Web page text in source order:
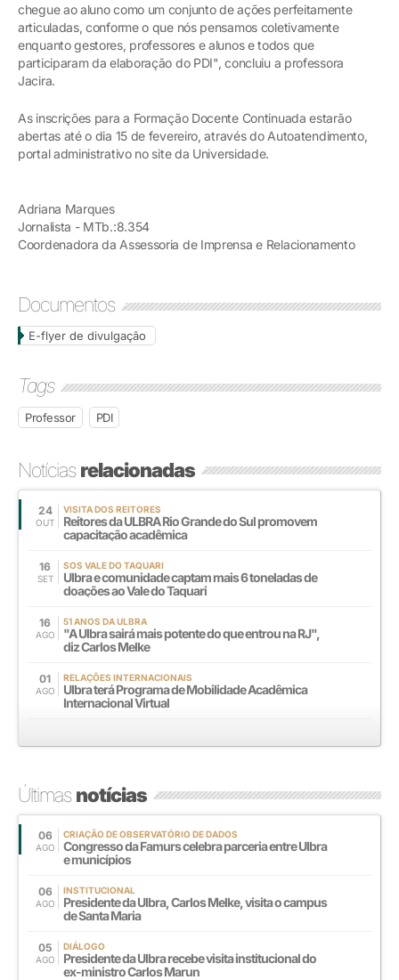
chegue ao aluno como um conjunto de ações perfeitamente
articuladas, conforme o que nós pensamos coletivamente
enquanto gestores, professores e alunos e todos que
participaram da elaboração do PDI", concluiu a professora
Jacira.
As inscrições para a Formação Docente Continuada estarão
abertas até o dia 15 de fevereiro, através do Autoatendimento,
portal administrativo no site da Universidade.
Adriana Marques
Jornalista - MTb.:8.354
Coordenadora da Assessoria de Imprensa e Relacionamento
Documentos
E-flyer de divulgação
Tags
Professor PDI
Notíciasrelacionadas
24
OUT
VISITA DOS REITORES
Reitores da ULBRA Rio Grande do Sul promovem
capacitação acadêmica
16
SET
SOS VALE DO TAQUARI
Ulbra e comunidade captam mais 6 toneladas de
doações ao Vale do Taquari
16
AGO
51 ANOS DA ULBRA
"A Ulbra sairá mais potente do que entrou na RJ",
diz Carlos Melke
01
AGO
RELAÇÕES INTERNACIONAIS
Ulbra terá Programa de Mobilidade Acadêmica
Internacional Virtual
Últimasnotícias
06
AGO
CRIAÇÃO DE OBSERVATÓRIO DE DADOS
Congresso da Famurs celebra parceria entre Ulbra
e municípios
06
AGO
INSTITUCIONAL
Presidente da Ulbra, Carlos Melke, visita o campus
de Santa Maria
05
AGO
DIÁLOGO
Presidente da Ulbra recebe visita institucional do
ex-ministro Carlos Marun